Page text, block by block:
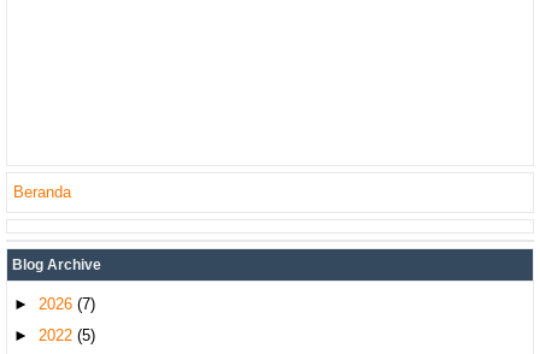
Beranda
Blog Archive
► 2026 (7)
► 2022 (5)